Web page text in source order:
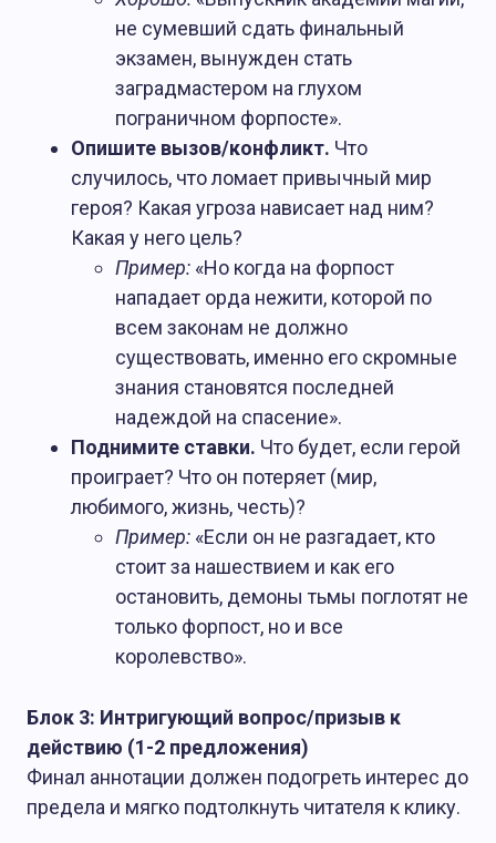
не сумевший сдать финальный
экзамен, вынужден стать
заградмастером на глухом
пограничном форпосте».
Опишите вызов/конфликт. Что
случилось, что ломает привычный мир
героя? Какая угроза нависает над ним?
Какая у него цель?
Пример: «Но когда на форпост
нападает орда нежити, которой по
всем законам не должно
существовать, именно его скромные
знания становятся последней
надеждой на спасение».
Поднимите ставки. Что будет, если герой
проиграет? Что он потеряет (мир,
любимого, жизнь, честь)?
Пример: «Если он не разгадает, кто
стоит за нашествием и как его
остановить, демоны тьмы поглотят не
только форпост, но и все
королевство».
Блок 3: Интригующий вопрос/призыв к
действию (1-2 предложения)
Финал аннотации должен подогреть интерес до
предела и мягко подтолкнуть читателя к клику.